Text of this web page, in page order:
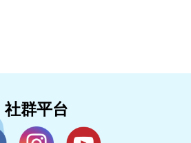
社群平台